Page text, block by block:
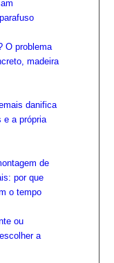
O problema
madeira
danifica
e a própria
de
por que
o tempo
ou
a